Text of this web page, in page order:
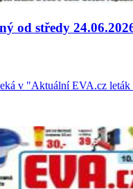
od středy
v "Aktuální EVA.cz